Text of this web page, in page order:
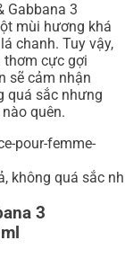
Gabbana 3
mùi hương khá
chanh. Tuy vậy,
cực gợi
sẽ cảm nhận
quá sắc nhưng
quên.
không quá sắc
3